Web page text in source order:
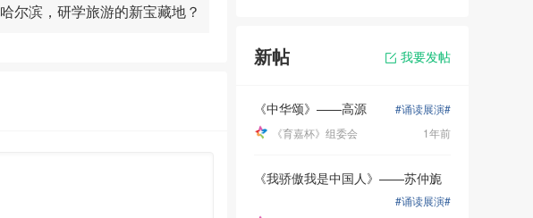
哈尔滨，研学旅游的新宝藏地？
新帖 我要发帖
《中华颂》——高源
#诵读展演#
1年前
《育嘉杯》组委会
《我骄傲我是中国人》——苏仲旎
#诵读展演#